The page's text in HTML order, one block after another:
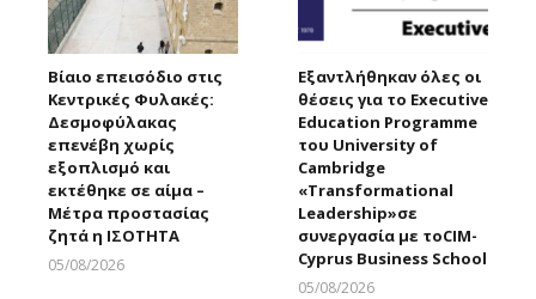
Βίαιο επεισόδιο στις
Κεντρικές Φυλακές:
Δεσμοφύλακας
επενέβη χωρίς
εξοπλισμό και
εκτέθηκε σε αίμα –
Μέτρα προστασίας
ζητά η ΙΣΟΤΗΤΑ
05/08/2026
Εξαντλήθηκαν όλες οι
θέσεις για το Executive
Education Programme
του University of
Cambridge
«Transformational
Leadership»σε
συνεργασία με τοCIM-
Cyprus Business School
05/08/2026